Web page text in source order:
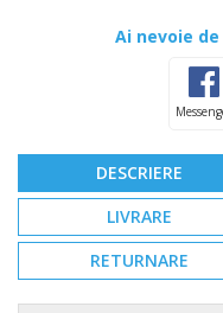
Ai nevoie
DESCRIERE
LIVRARE
RETURNARE